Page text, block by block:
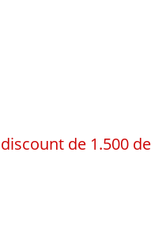
de 1.500 de